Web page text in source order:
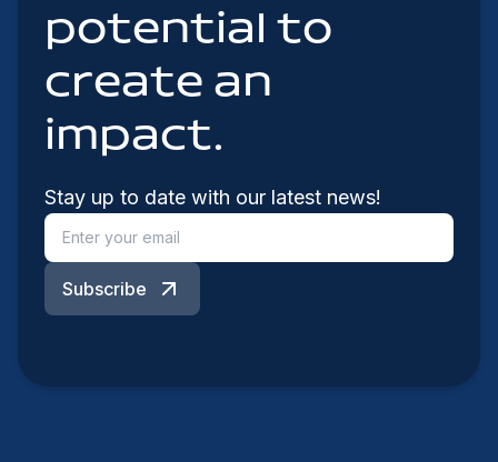
potential to
create an
impact.
Stay up to date with our latest news!
Subscribe